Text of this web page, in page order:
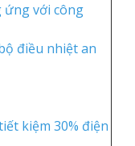
với công
điều nhiệt an
kiệm 30% điện